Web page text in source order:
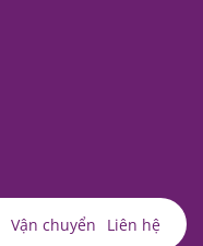
Vận chuyển Liên hệ